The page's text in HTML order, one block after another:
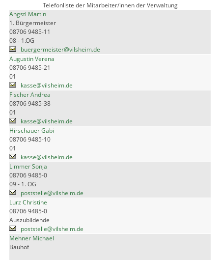
Telefonliste der Mitarbeiter/innen der Verwaltung
Angstl Martin
1. Bürgermeister
08706 9485-11
08 - 1.OG
buergermeister@vilsheim.de
Augustin Verena
08706 9485-21
01
kasse@vilsheim.de
Fischer Andrea
08706 9485-38
01
kasse@vilsheim.de
Hirschauer Gabi
08706 9485-10
01
kasse@vilsheim.de
Limmer Sonja
08706 9485-0
09 - 1. OG
poststelle@vilsheim.de
Lurz Christine
08706 9485-0
Auszubildende
poststelle@vilsheim.de
Mehner Michael
Bauhof